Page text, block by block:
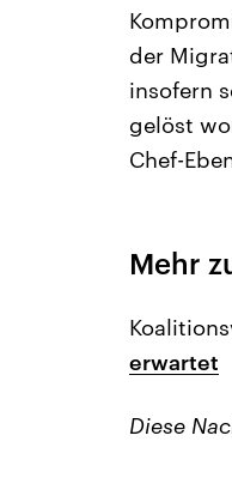
der
insofern
gelöst
Chef-
Mehr
erwartet
Diese